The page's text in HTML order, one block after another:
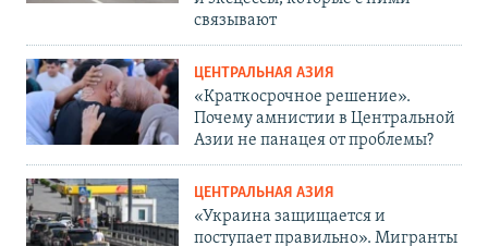
связывают
ЦЕНТРАЛЬНАЯ АЗИЯ
«Краткосрочное решение».
Почему амнистии в Центральной
Азии не панацея от проблемы?
ЦЕНТРАЛЬНАЯ АЗИЯ
«Украина защищается и
поступает правильно». Мигранты